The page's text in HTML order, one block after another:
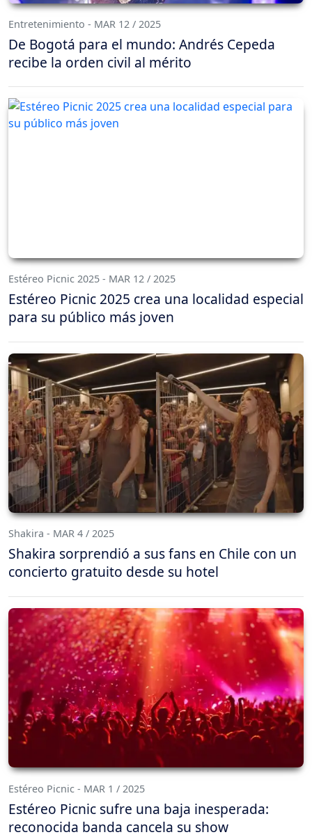
Entretenimiento - MAR 12 / 2025
De Bogotá para el mundo: Andrés Cepeda
recibe la orden civil al mérito
Estéreo Picnic 2025 - MAR 12 / 2025
Estéreo Picnic 2025 crea una localidad especial
para su público más joven
Shakira - MAR 4 / 2025
Shakira sorprendió a sus fans en Chile con un
concierto gratuito desde su hotel
Estéreo Picnic - MAR 1 / 2025
Estéreo Picnic sufre una baja inesperada:
reconocida banda cancela su show